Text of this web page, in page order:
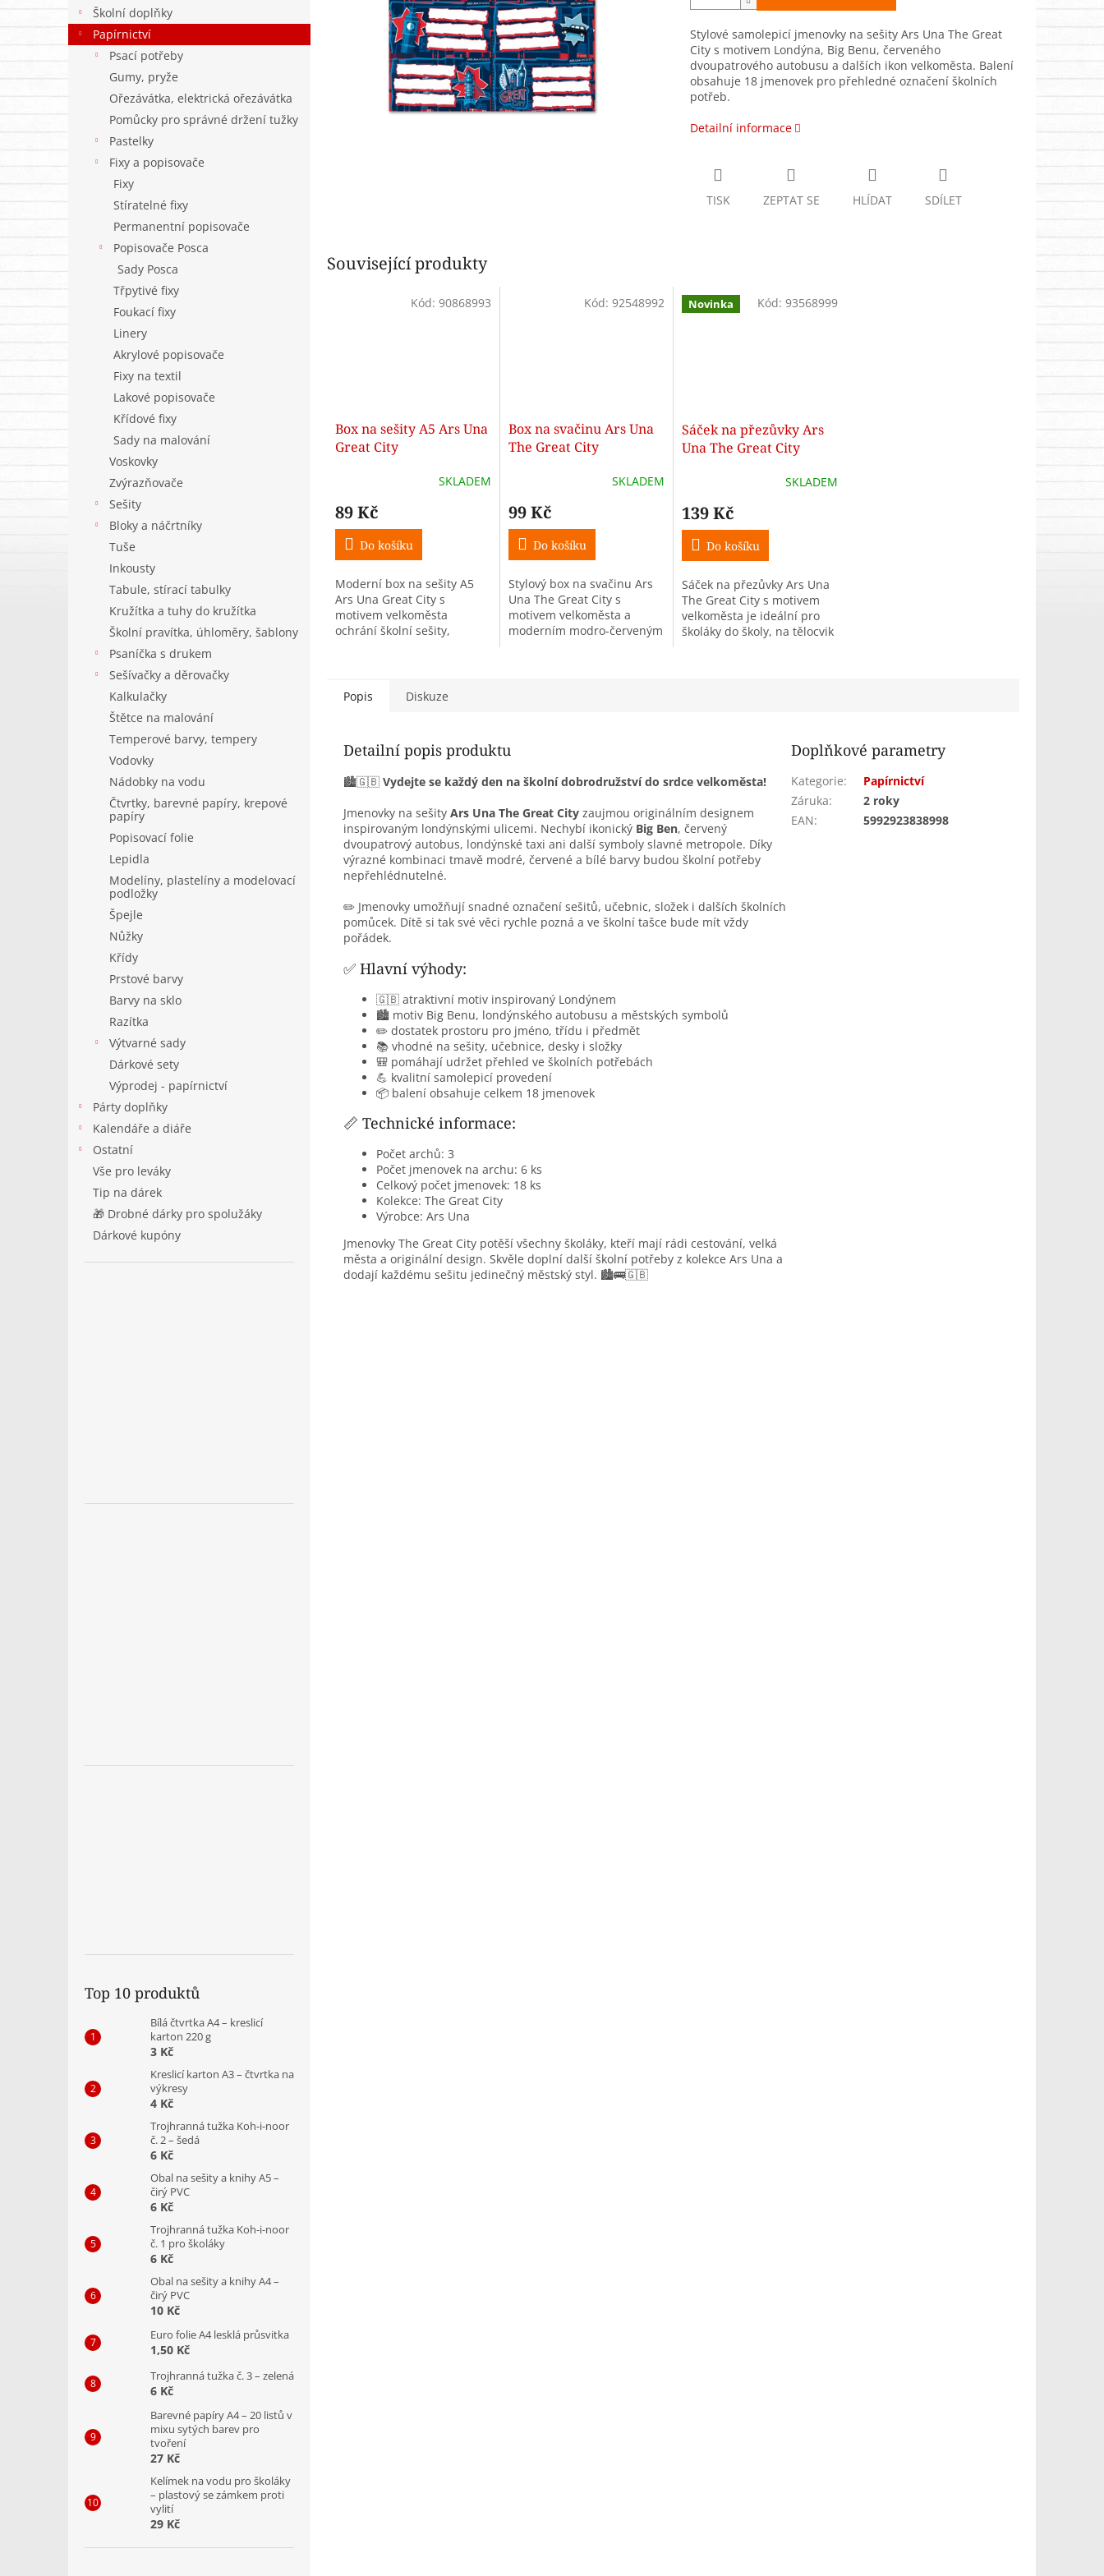
e
l
Školní doplňky
Papírnictví
Psací potřeby
Gumy, pryže
Ořezávátka, elektrická ořezávátka
Pomůcky pro správné držení tužky
Pastelky
Fixy a popisovače
Fixy
Stíratelné fixy
Permanentní popisovače
Popisovače Posca
Sady Posca
Třpytivé fixy
Foukací fixy
Linery
Akrylové popisovače
Fixy na textil
Lakové popisovače
Křídové fixy
Sady na malování
Voskovky
Zvýrazňovače
Sešity
Bloky a náčrtníky
Tuše
Inkousty
Tabule, stírací tabulky
Kružítka a tuhy do kružítka
Školní pravítka, úhloměry, šablony
Psaníčka s drukem
Sešívačky a děrovačky
Kalkulačky
Štětce na malování
Temperové barvy, tempery
Vodovky
Nádobky na vodu
Čtvrtky, barevné papíry, krepové
papíry
Popisovací folie
Lepidla
Modelíny, plastelíny a modelovací
podložky
Špejle
Nůžky
Křídy
Prstové barvy
Barvy na sklo
Razítka
Výtvarné sady
Dárkové sety
Výprodej - papírnictví
Párty doplňky
Kalendáře a diáře
Ostatní
Vše pro leváky
Tip na dárek
🎁 Drobné dárky pro spolužáky
Dárkové kupóny
Top 10 produktů
Bílá čtvrtka A4 – kreslicí
karton 220 g
3 Kč
Kreslicí karton A3 – čtvrtka na
výkresy
4 Kč
Trojhranná tužka Koh-i-noor
č. 2 – šedá
6 Kč
Obal na sešity a knihy A5 –
čirý PVC
6 Kč
Trojhranná tužka Koh-i-noor
č. 1 pro školáky
6 Kč
Obal na sešity a knihy A4 –
čirý PVC
10 Kč
Euro folie A4 lesklá průsvitka
1,50 Kč
Trojhranná tužka č. 3 – zelená
6 Kč
Barevné papíry A4 – 20 listů v
mixu sytých barev pro
tvoření
27 Kč
Kelímek na vodu pro školáky
– plastový se zámkem proti
vylití
29 Kč
Stylové samolepicí jmenovky na sešity Ars Una The Great
City s motivem Londýna, Big Benu, červeného
dvoupatrového autobusu a dalších ikon velkoměsta. Balení
obsahuje 18 jmenovek pro přehledné označení školních
potřeb.
Detailní informace
TISK ZEPTAT SE HLÍDAT SDÍLET
Související produkty
Box na sešity A5 Ars Una
Great City
SKLADEM
89 Kč
Do košíku
Moderní box na sešity A5
Ars Una Great City s
motivem velkoměsta
ochrání školní sešity,
Kód: 90868993
Box na svačinu Ars Una
The Great City
SKLADEM
99 Kč
Do košíku
Stylový box na svačinu Ars
Una The Great City s
motivem velkoměsta a
moderním modro-červeným
Kód: 92548992 Novinka
Sáček na přezůvky Ars
Una The Great City
SKLADEM
139 Kč
Do košíku
Sáček na přezůvky Ars Una
The Great City s motivem
velkoměsta je ideální pro
školáky do školy, na tělocvik
Kód:93568999
Popis Diskuze
Detailní popis produktu
🏙️🇬🇧 Vydejte se každý den na školní dobrodružství do srdce velkoměsta!
Jmenovky na sešity Ars Una The Great City zaujmou originálním designem
inspirovaným londýnskými ulicemi. Nechybí ikonický Big Ben, červený
dvoupatrový autobus, londýnské taxi ani další symboly slavné metropole. Díky
výrazné kombinaci tmavě modré, červené a bílé barvy budou školní potřeby
nepřehlédnutelné.
✏️ Jmenovky umožňují snadné označení sešitů, učebnic, složek i dalších školních
pomůcek. Dítě si tak své věci rychle pozná a ve školní tašce bude mít vždy
pořádek.
✅ Hlavní výhody:
🇬🇧 atraktivní motiv inspirovaný Londýnem
🏙️ motiv Big Benu, londýnského autobusu a městských symbolů
✏️ dostatek prostoru pro jméno, třídu i předmět
📚 vhodné na sešity, učebnice, desky i složky
🎒 pomáhají udržet přehled ve školních potřebách
💪 kvalitní samolepicí provedení
📦 balení obsahuje celkem 18 jmenovek
📏 Technické informace:
Počet archů: 3
Počet jmenovek na archu: 6 ks
Celkový počet jmenovek: 18 ks
Kolekce: The Great City
Výrobce: Ars Una
Jmenovky The Great City potěší všechny školáky, kteří mají rádi cestování, velká
města a originální design. Skvěle doplní další školní potřeby z kolekce Ars Una a
dodají každému sešitu jedinečný městský styl. 🏙️🚌🇬🇧
Doplňkové parametry
Kategorie:
Papírnictví
Záruka:
2 roky
EAN: 5992923838998